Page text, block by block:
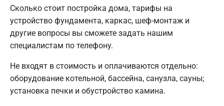
Сколько стоит постройка дома, тарифы на
устройство фундамента, каркас, шеф-монтаж и
другие вопросы вы сможете задать нашим
специалистам по телефону.
Не входят в стоимость и оплачиваются отдельно:
оборудование котельной, бассейна, санузла, сауны;
установка печки и обустройство камина.